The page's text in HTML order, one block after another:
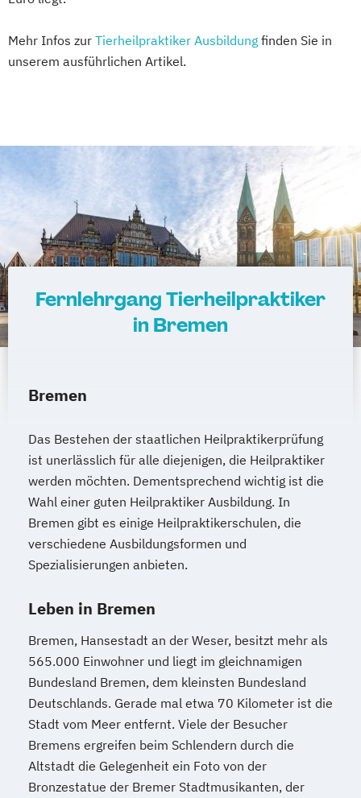
Mehr Infos zur Tierheilpraktiker Ausbildung finden Sie in
unserem ausführlichen Artikel.
Fernlehrgang Tierheilpraktiker
in Bremen
Bremen
Das Bestehen der staatlichen Heilpraktikerprüfung
ist unerlässlich für alle diejenigen, die Heilpraktiker
werden möchten. Dementsprechend wichtig ist die
Wahl einer guten Heilpraktiker Ausbildung. In
Bremen gibt es einige Heilpraktikerschulen, die
verschiedene Ausbildungsformen und
Spezialisierungen anbieten.
Leben in Bremen
Bremen, Hansestadt an der Weser, besitzt mehr als
565.000 Einwohner und liegt im gleichnamigen
Bundesland Bremen, dem kleinsten Bundesland
Deutschlands. Gerade mal etwa 70 Kilometer ist die
Stadt vom Meer entfernt. Viele der Besucher
Bremens ergreifen beim Schlendern durch die
Altstadt die Gelegenheit ein Foto von der
Bronzestatue der Bremer Stadtmusikanten, der